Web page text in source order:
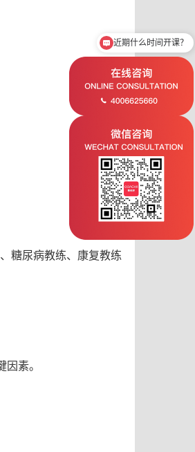
糖尿病教练、康复教练
素。
想了解ICF认证教练课程